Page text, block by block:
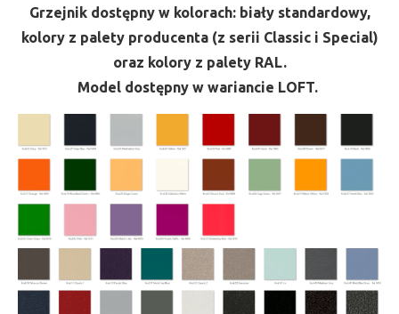
Grzejnik dostępny w kolorach: biały standardowy,
kolory z palety producenta (z serii Classic i Special)
oraz kolory z palety RAL.
Model dostępny w wariancie LOFT.